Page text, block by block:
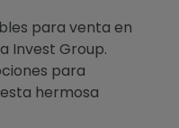
para venta en
Invest Group.
para
hermosa